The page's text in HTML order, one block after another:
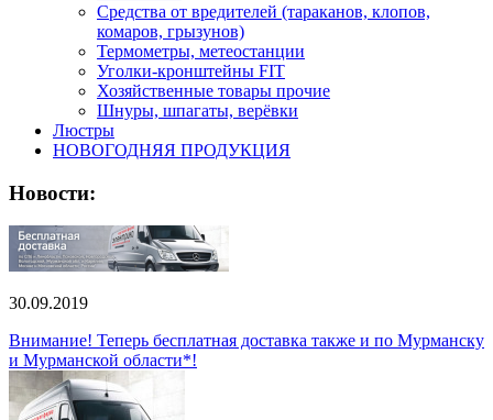
Средства от вредителей (тараканов, клопов,
комаров, грызунов)
Термометры, метеостанции
Уголки-кронштейны FIT
Хозяйственные товары прочие
Шнуры, шпагаты, верёвки
Люстры
НОВОГОДНЯЯ ПРОДУКЦИЯ
Новости:
30.09.2019
Внимание! Теперь бесплатная доставка также и по Мурманску
и Мурманской области*!